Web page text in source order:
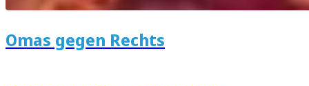
Omas gegen Rechts